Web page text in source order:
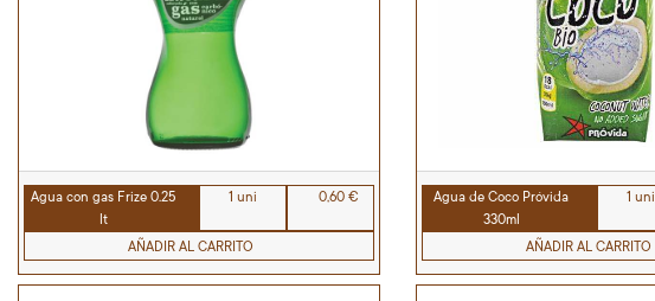
Agua con gas Frize 0.25
lt
1 uni 0,60 €
AÑADIR AL CARRITO
Agua de Coco Próvida
330ml
1 uni
AÑADIR AL CARRITO